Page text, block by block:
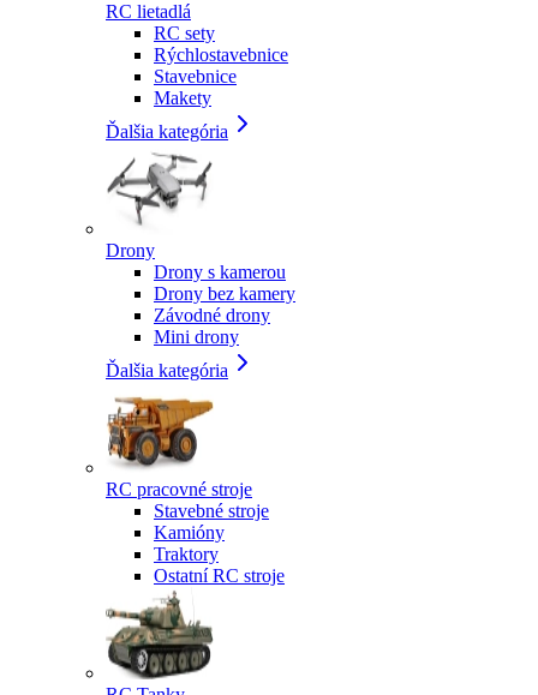
RC lietadlá
RC sety
Rýchlostavebnice
Stavebnice
Makety
Ďalšia kategória
Drony
Drony s kamerou
Drony bez kamery
Závodné drony
Mini drony
Ďalšia kategória
RC pracovné stroje
Stavebné stroje
Kamióny
Traktory
Ostatní RC stroje